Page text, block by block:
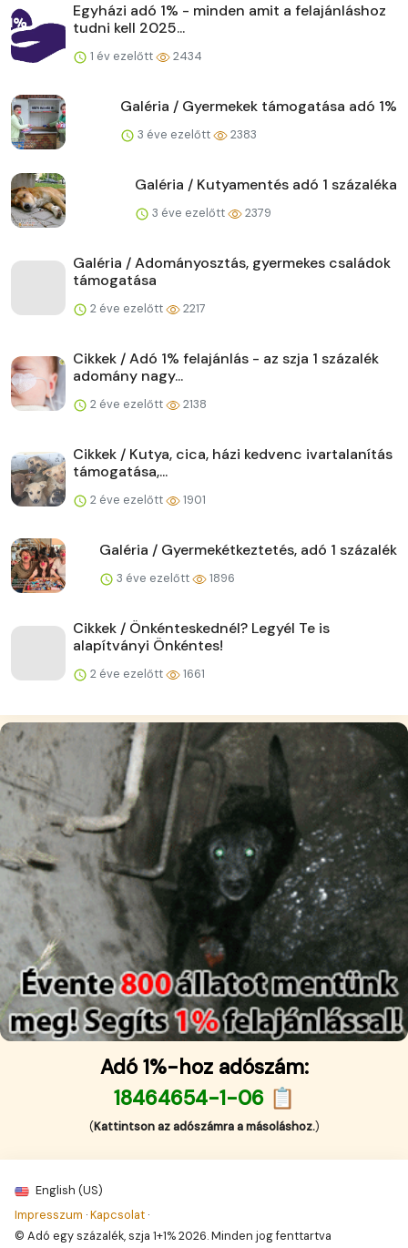
Egyházi adó 1% - minden amit a felajánláshoz
tudni kell 2025...
1 év ezelőtt 2434
Galéria / Gyermekek támogatása adó 1%
3 éve ezelőtt 2383
Galéria / Kutyamentés adó 1 százaléka
3 éve ezelőtt 2379
Galéria / Adományosztás, gyermekes családok
támogatása
2 éve ezelőtt 2217
Cikkek / Adó 1% felajánlás - az szja 1 százalék
adomány nagy...
2 éve ezelőtt 2138
Cikkek / Kutya, cica, házi kedvenc ivartalanítás
támogatása,...
2 éve ezelőtt 1901
Galéria / Gyermekétkeztetés, adó 1 százalék
3 éve ezelőtt 1896
Cikkek / Önkénteskednél? Legyél Te is
alapítványi Önkéntes!
2 éve ezelőtt 1661
Adó 1%-hoz adószám:
18464654-1-06 📋
(Kattintson az adószámra a másoláshoz.)
English (US)
Impresszum ·Kapcsolat ·
© Adó egy százalék, szja 1+1% 2026. Minden jog fenttartva